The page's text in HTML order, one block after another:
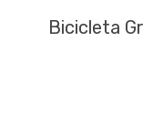
Bicicleta